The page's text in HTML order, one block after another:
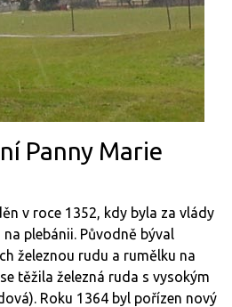
Panny Marie
v roce 1352, kdy byla za vlády
na plebánii. Původně býval
železnou rudu a rumělku na
těžila železná ruda s vysokým
Roku 1364 byl pořízen nový